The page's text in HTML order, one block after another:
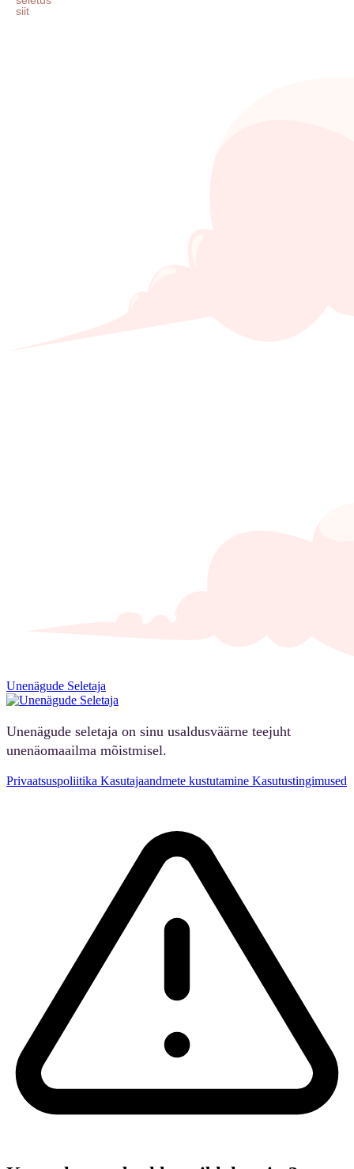
Unenägude Seletaja
Unenägude seletaja on sinu usaldusväärne teejuht
unenäomaailma mõistmisel.
Privaatsuspoliitika Kasutajaandmete kustutamine Kasutustingimused